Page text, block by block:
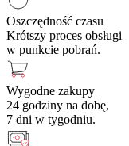
Oszczędność czasu
Krótszy proces obsługi
w punkcie pobrań.
Wygodne zakupy
24 godziny na dobę,
7 dni w tygodniu.